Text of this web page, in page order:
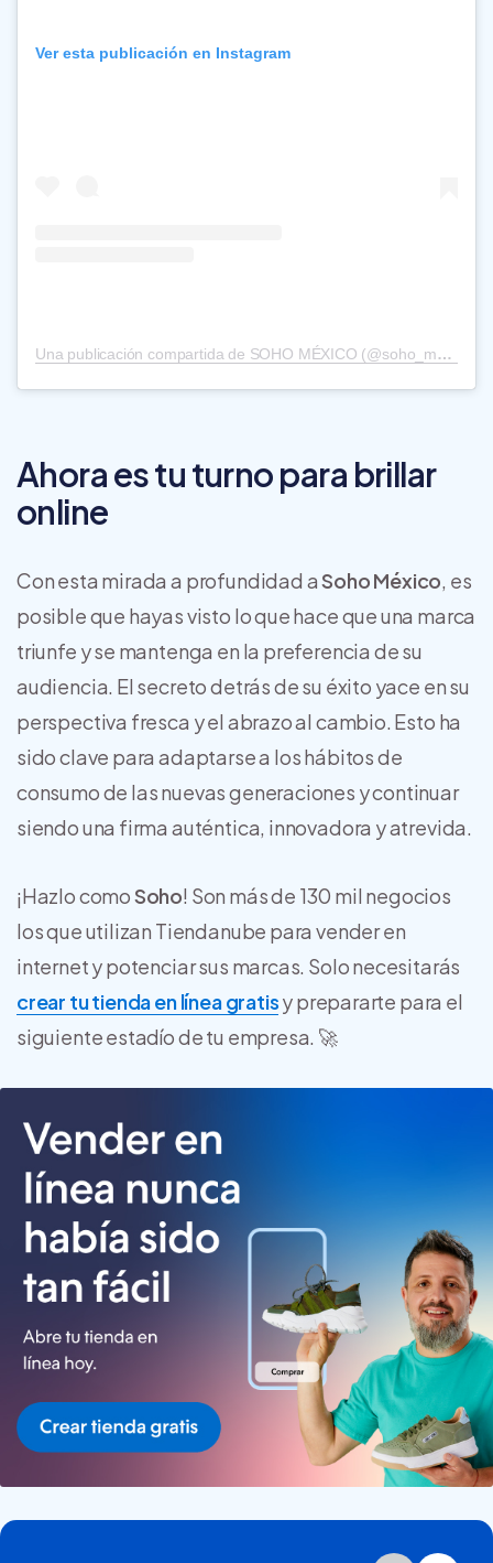
Ver esta publicación en Instagram
Una publicación compartida de SOHO MÉXICO (@soho_mexico)
Ahora es tu turno para brillar
online
Con esta mirada a profundidad aSoho México, es
posible que hayas visto lo que hace que una marca
triunfe y se mantenga en la preferencia de su
audiencia. El secreto detrás de su éxito yace en su
perspectiva fresca y el abrazo al cambio. Esto ha
sido clave para adaptarse a los hábitos de
consumo de las nuevas generaciones y continuar
siendo una firma auténtica, innovadora y atrevida.
¡Hazlo comoSoho! Son más de 130 mil negocios
los que utilizan Tiendanube para vender en
internet y potenciar sus marcas. Solo necesitarás
crear tu tienda en línea gratisy prepararte para el
siguiente estadío de tu empresa. 🚀